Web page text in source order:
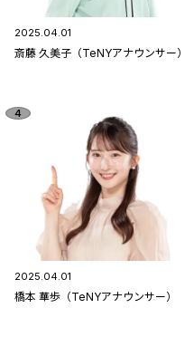
2025.04.01
斎藤 久美子（TeNYアナウンサー）
2025.04.01
橋本 華歩（TeNYアナウンサー）